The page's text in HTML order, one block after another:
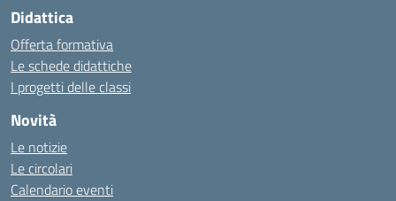
Didattica
Offerta formativa
Le schede didattiche
I progetti delle classi
Novità
Le notizie
Le circolari
Calendario eventi